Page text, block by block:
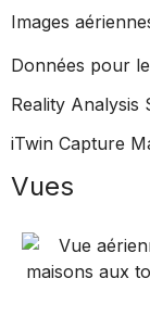
Images
Données pour
Reality Analysis
iTwin Capture
Vues